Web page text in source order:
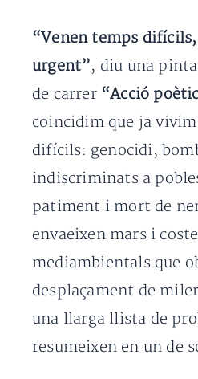
“Venen temps
urgent”, diu una
de carrer “Acció
coincidim que ja
difícils: genocidi,
indiscriminats a
patiment i mort de
envaeixen mars i
mediambientals que
desplaçament de
una llarga llista de
resumeixen en un de